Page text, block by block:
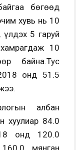
бөгөөд
хувь нь 10
үлдэх 5 гаруй
10
байна.Тус
онд 51.5
албан
хуулиар 84.0
онд 120.0
мянган